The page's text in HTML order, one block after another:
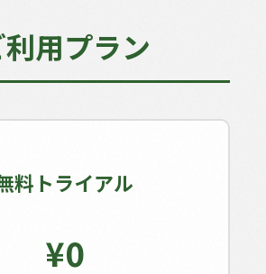
利用プラン
料トライアル
¥0